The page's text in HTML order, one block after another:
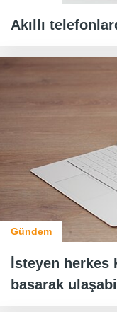
Akıllı
Gündem
İsteyen herkes
basarak